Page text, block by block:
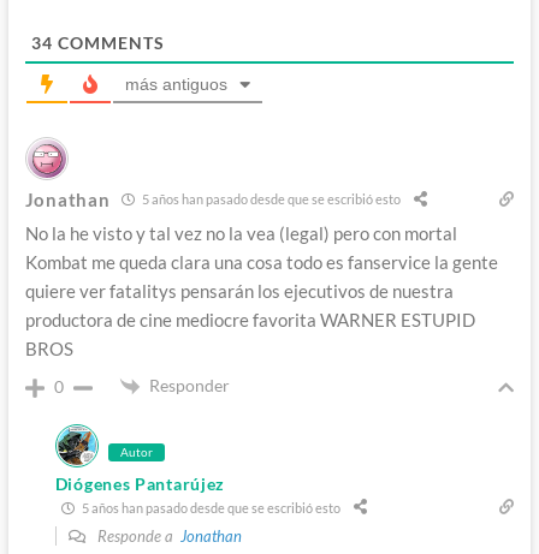
34 COMMENTS
más antiguos
Jonathan 5 años han pasado desde que se escribió esto
No la he visto y tal vez no la vea (legal) pero con mortal
Kombat me queda clara una cosa todo es fanservice la gente
quiere ver fatalitys pensarán los ejecutivos de nuestra
productora de cine mediocre favorita WARNER ESTUPID
BROS
0 Responder
Autor
Diógenes Pantarújez
5 años han pasado desde que se escribió esto
Responde a Jonathan